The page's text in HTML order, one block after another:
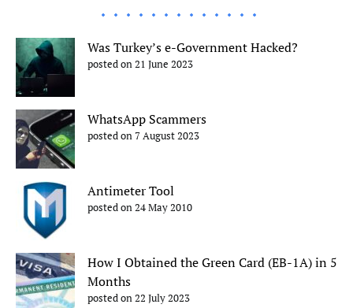
Was Turkey’s e-Government Hacked?
posted on 21 June 2023
WhatsApp Scammers
posted on 7 August 2023
Antimeter Tool
posted on 24 May 2010
How I Obtained the Green Card (EB-1A) in 5
Months
posted on 22 July 2023